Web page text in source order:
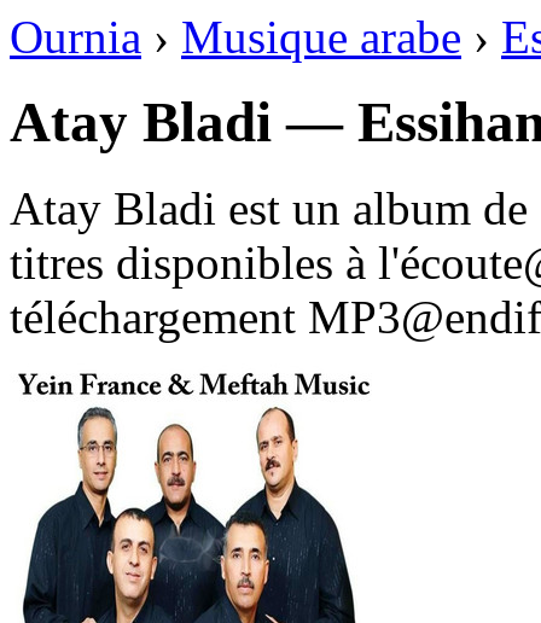
Ournia › Musique arabe ›
Atay Bladi —
Atay Bladi est un album de
titres disponibles à
téléchargement